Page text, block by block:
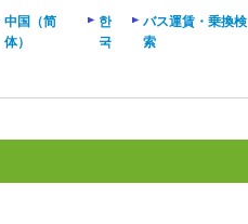
中国（简
体）
한
국
バス運賃・乗換検
索